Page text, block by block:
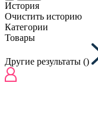
История
Очистить историю
Категории
Товары
Другие результаты ()